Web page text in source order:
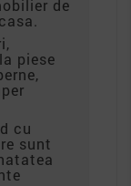
de
piese
cu
sunt